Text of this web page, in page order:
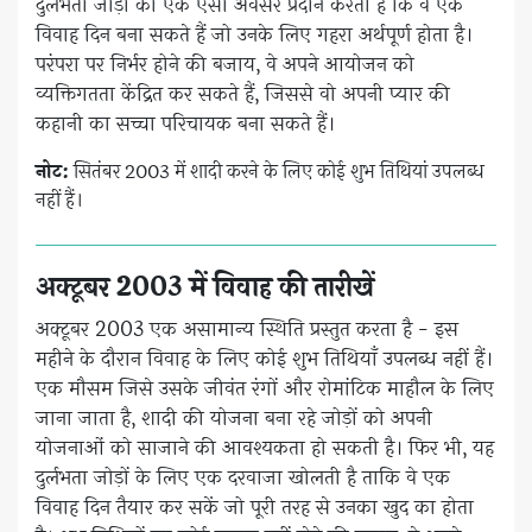
विवाह दिन बना सकते हैं जो उनके लिए गहरा अर्थपूर्ण होता है।
परंपरा पर निर्भर होने की बजाय, वे अपने आयोजन को
व्यक्तिगतता केंद्रित कर सकते हैं, जिससे वो अपनी प्यार की
कहानी का सच्चा परिचायक बना सकते हैं।
नोट:सितंबर 2003 में शादी करने के लिए कोई शुभ तिथियां उपलब्ध
नहीं हैं।
अक्टूबर 2003 में विवाह की तारीखें
अक्टूबर 2003 एक असामान्य स्थिति प्रस्तुत करता है - इस
महीने के दौरान विवाह के लिए कोई शुभ तिथियाँ उपलब्ध नहीं हैं।
एक मौसम जिसे उसके जीवंत रंगों और रोमांटिक माहौल के लिए
जाना जाता है, शादी की योजना बना रहे जोड़ों को अपनी
योजनाओं को साजाने की आवश्यकता हो सकती है। फिर भी, यह
दुर्लभता जोड़ों के लिए एक दरवाजा खोलती है ताकि वे एक
विवाह दिन तैयार कर सकें जो पूरी तरह से उनका खुद का होता